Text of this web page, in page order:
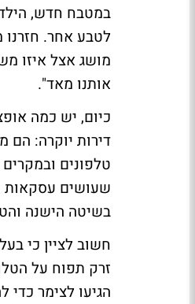
במטבח חדש,
לטבע אחר.
מושג אצל איזו
אותנו מאד".
כיום, יש כמה
דירות יוקרה: הם
טלפונים
שעושים עסקאות
בשיטה הישנה
חשוב לציין כי
זרק תפוח על
הגיעו לצימר